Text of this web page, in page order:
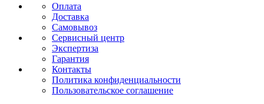
Оплата
Доставка
Самовывоз
Сервисный центр
Экспертиза
Гарантия
Контакты
Политика конфиденциальности
Пользовательское соглашение